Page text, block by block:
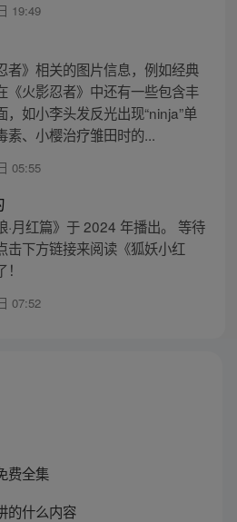
19:49
者》相关的图片信息，例如经典
《火影忍者》中还有一些包含丰
如小李头发反光出现“ninja”单
素、小樱治疗雏田时的...
05:55
·月红篇》于 2024 年播出。 等待
击下方链接来阅读《狐妖小红
07:52
费全集
的什么内容